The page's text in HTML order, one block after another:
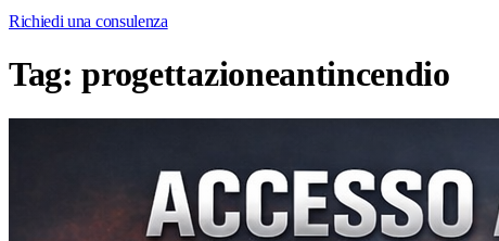
Richiedi una consulenza
Tag:progettazioneantincendio